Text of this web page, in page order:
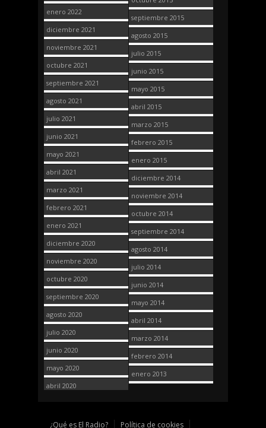
enero 2022
diciembre 2021
noviembre 2021
octubre 2021
septiembre 2021
agosto 2021
julio 2021
junio 2021
mayo 2021
abril 2021
marzo 2021
febrero 2021
enero 2021
diciembre 2020
noviembre 2020
octubre 2020
septiembre 2020
agosto 2020
julio 2020
junio 2020
mayo 2020
abril 2020
septiembre 2015
agosto 2015
julio 2015
junio 2015
mayo 2015
abril 2015
marzo 2015
febrero 2015
enero 2015
diciembre 2014
noviembre 2014
octubre 2014
septiembre 2014
agosto 2014
julio 2014
junio 2014
mayo 2014
abril 2014
marzo 2014
febrero 2014
enero 2013
¿Qué es El Radio? Política de cookies